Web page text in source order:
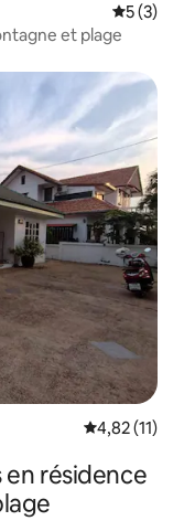
5 (3)
et plage
Évaluation
4,82 (11)
résidence